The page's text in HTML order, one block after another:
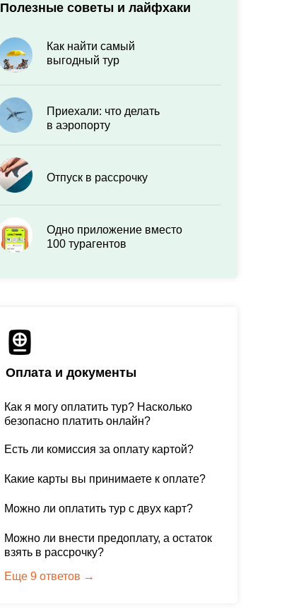
Полезные советы и лайфхаки
Приехали: что делать
в аэропорту
Как найти самый
выгодный тур
Отпуск в рассрочку
Одно приложение вместо
100 турагентов
Оплата и документы
Еще 9 ответов →
Есть ли комиссия за оплату картой?
Какие карты вы принимаете к оплате?
Можно ли оплатить тур с двух карт?
Можно ли внести предоплату, а остаток
взять в рассрочку?
Как я могу оплатить тур? Насколько
безопасно платить онлайн?